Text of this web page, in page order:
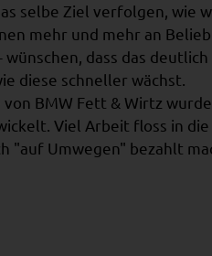
selbe Ziel verfolgen, wie
mehr und mehr an
wünschen, dass das
diese schneller wächst.
BMW Fett & Wirtz
Viel Arbeit floss in
"auf Umwegen" bezahlt